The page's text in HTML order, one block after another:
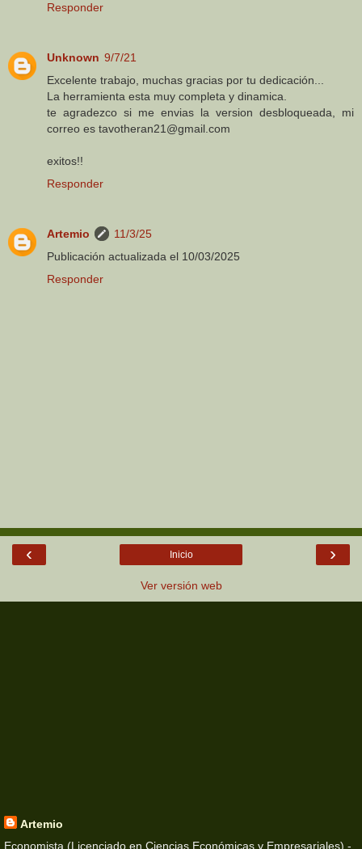
Responder
Unknown 9/7/21
Excelente trabajo, muchas gracias por tu dedicación...
La herramienta esta muy completa y dinamica.
te agradezco si me envias la version desbloqueada, mi
correo es tavotheran21@gmail.com
exitos!!
Responder
Artemio
11/3/25
Publicación actualizada el 10/03/2025
Responder
‹ ›
Inicio
Ver versión web
Artemio
Economista (Licenciado en Ciencias Económicas y Empresariales) -